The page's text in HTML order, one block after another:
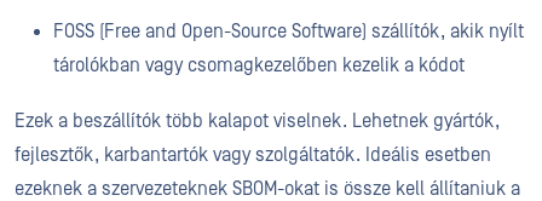
FOSS (Free and Open-Source Software) szállítók, akik nyílt
tárolókban vagy csomagkezelőben kezelik a kódot
Ezek a beszállítók több kalapot viselnek. Lehetnek gyártók,
fejlesztők, karbantartók vagy szolgáltatók. Ideális esetben
ezeknek a szervezeteknek SBOM-okat is össze kell állítaniuk a